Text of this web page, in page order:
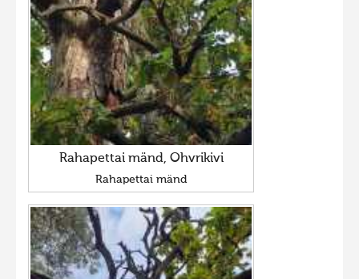
Rahapettai mänd, Ohvrikivi
Rahapettai mänd